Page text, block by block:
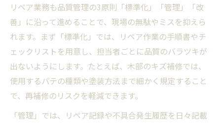
リペア業務も品質管理の3原則「標準化」「管理」「改
善」に沿って進めることで、現場の無駄やミスを抑えら
れます。まず「標準化」では、リペア作業の手順書やチ
ェックリストを用意し、担当者ごとに品質のバラツキが
出ないようにします。たとえば、木部のキズ補修では、
使用するパテの種類や塗装方法まで細かく規定すること
で、再補修のリスクを軽減できます。
「管理」では、リペア記録や不具合発生履歴を日々記載